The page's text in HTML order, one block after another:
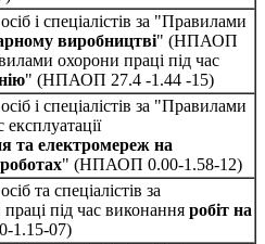
і спеціалістів за "Правилами
виробництві" (НПАОП
охорони праці під час
" (НПАОП 27.4 -1.44 -15)
і спеціалістів за "Правилами
та електромереж на
" (НПАОП 0.00-1.58-12)
та спеціалістів за
під час виконання робіт на
1.15-07)